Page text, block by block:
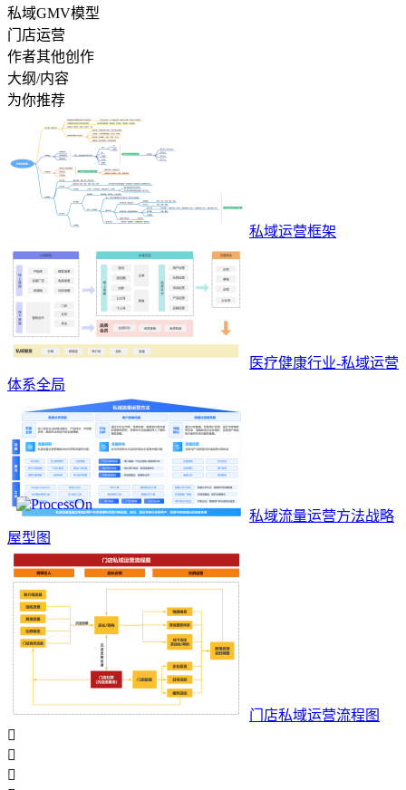
私域GMV模型
门店运营
作者其他创作
大纲/内容
为你推荐
私域运营框架
医疗健康行业-私域运营
体系全局
私域流量运营方法战略
屋型图
门店私域运营流程图


